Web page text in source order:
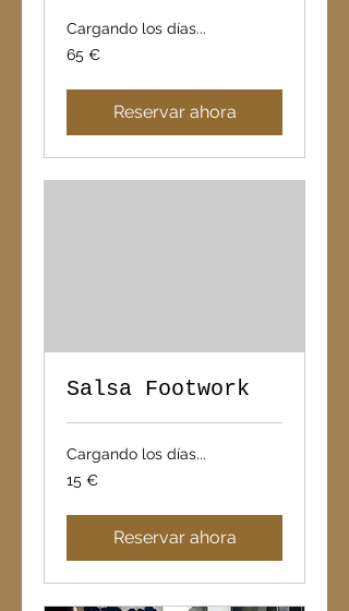
Cargando los días...
65
euros
65 €
Reservar ahora
Salsa Footwork
Cargando los días...
euros
15 €
Reservar ahora